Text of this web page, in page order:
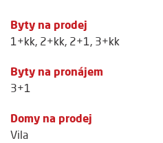
Byty na prodej
1+kk, 2+kk, 2+1, 3+kk
Byty na pronájem
3+1
Domy na prodej
Vila